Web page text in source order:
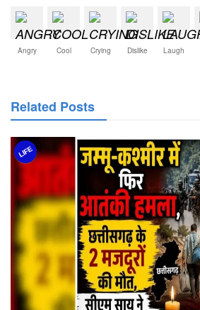
Angry Cool Crying Dislike Laugh
Related Posts
LIFE